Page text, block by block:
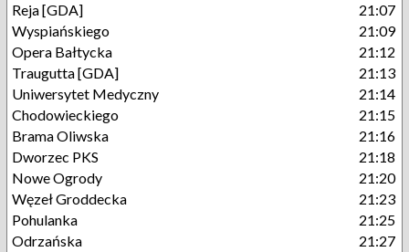
Reja [GDA]
21:07
Wyspiańskiego
21:09
Opera Bałtycka
21:12
Traugutta [GDA]
21:13
Uniwersytet Medyczny
21:14
Chodowieckiego
21:15
Brama Oliwska
21:16
Dworzec PKS
21:18
Nowe Ogrody
21:20
Węzeł Groddecka
21:23
Pohulanka
21:25
Odrzańska
21:27